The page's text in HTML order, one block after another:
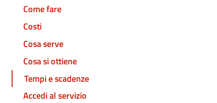
Come fare
Costi
Cosa serve
Cosa si ottiene
Tempi e scadenze
Accedi al servizio